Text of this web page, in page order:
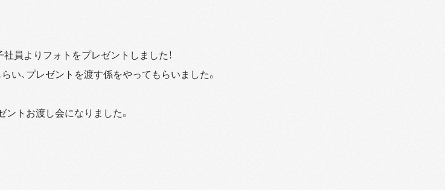
員よりフォトをプレゼントしました！
、プレゼントを渡す係をやってもらいました。
トお渡し会になりました。